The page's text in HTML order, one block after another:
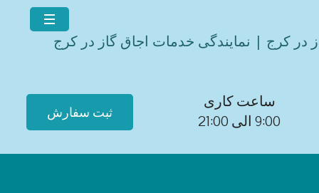
در کرج | نمایندگی خدمات اجاق گاز در کرج
ثبت سفارش
ساعت کاری
9:00 الی 21:00